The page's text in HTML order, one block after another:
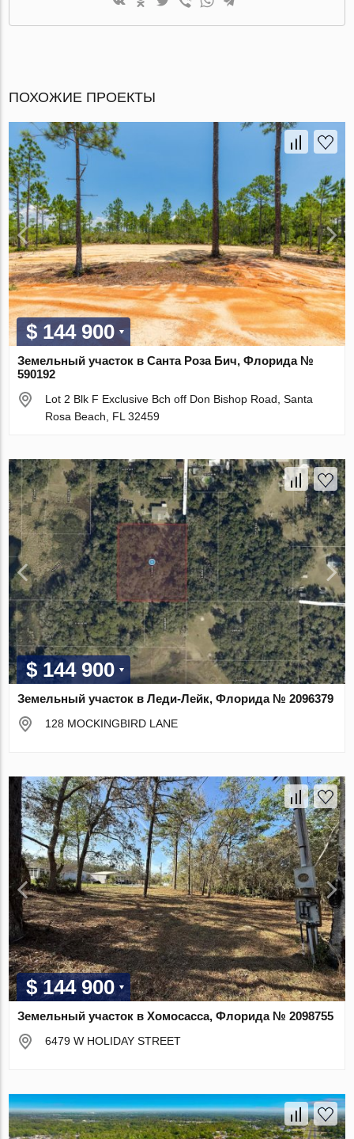
ПОХОЖИЕ ПРОЕКТЫ
$ 144 900
Земельный участок в Санта Роза Бич, Флорида №
590192
Lot 2 Blk F Exclusive Bch off Don Bishop Road, Santa
Rosa Beach, FL 32459
$ 144 900
Земельный участок в Леди-Лейк, Флорида № 2096379
128 MOCKINGBIRD LANE
$ 144 900
Земельный участок в Хомосасса, Флорида № 2098755
6479 W HOLIDAY STREET